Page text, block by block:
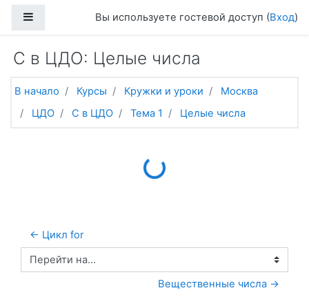
Боковая панельВы используете гостевой доступ (Вход)
C в ЦДО: Целые числа
В начало Курсы Кружки и уроки
Москва
ЦДО
C в ЦДО Тема 1 Целые числа
Loading...
← Цикл for
Перейти на...
Вещественные числа →